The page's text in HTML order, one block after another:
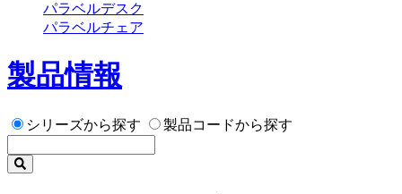
パラベルデスク
パラベルチェア
製品情報
シリーズから探す 製品コードから探す